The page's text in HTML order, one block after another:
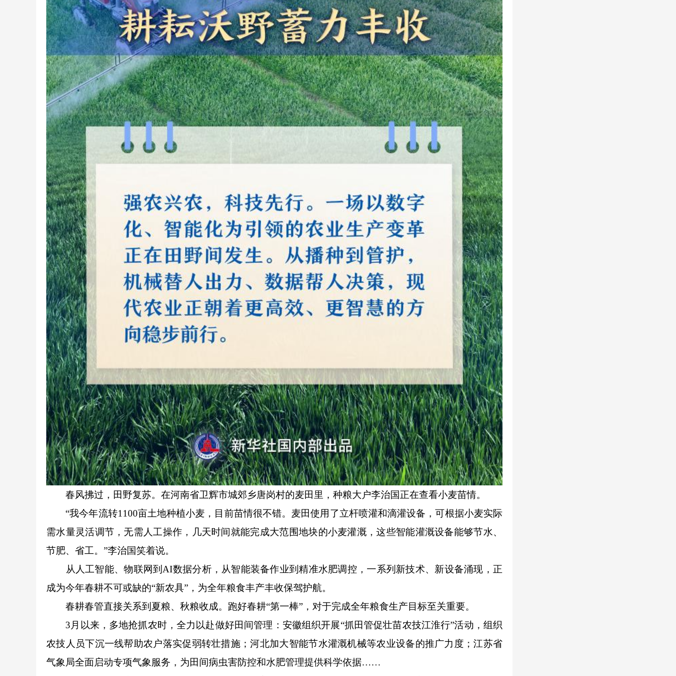
春风拂过，田野复苏。在河南省卫辉市城郊乡唐岗村的麦田里，种粮大户李治国正在查看小麦苗情。
“我今年流转1100亩土地种植小麦，目前苗情很不错。麦田使用了立杆喷灌和滴灌设备，可根据小麦实际
需水量灵活调节，无需人工操作，几天时间就能完成大范围地块的小麦灌溉，这些智能灌溉设备能够节水、
节肥、省工。”李治国笑着说。
从人工智能、物联网到AI数据分析，从智能装备作业到精准水肥调控，一系列新技术、新设备涌现，正
成为今年春耕不可或缺的“新农具”，为全年粮食丰产丰收保驾护航。
春耕春管直接关系到夏粮、秋粮收成。跑好春耕“第一棒”，对于完成全年粮食生产目标至关重要。
3月以来，多地抢抓农时，全力以赴做好田间管理：安徽组织开展“抓田管促壮苗农技江淮行”活动，组织
农技人员下沉一线帮助农户落实促弱转壮措施；河北加大智能节水灌溉机械等农业设备的推广力度；江苏省
气象局全面启动专项气象服务，为田间病虫害防控和水肥管理提供科学依据……